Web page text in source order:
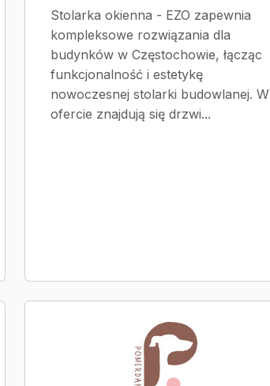
Stolarka okienna - EZO zapewnia
kompleksowe rozwiązania dla
budynków w Częstochowie, łącząc
funkcjonalność i estetykę
nowoczesnej stolarki budowlanej. W
ofercie znajdują się drzwi...